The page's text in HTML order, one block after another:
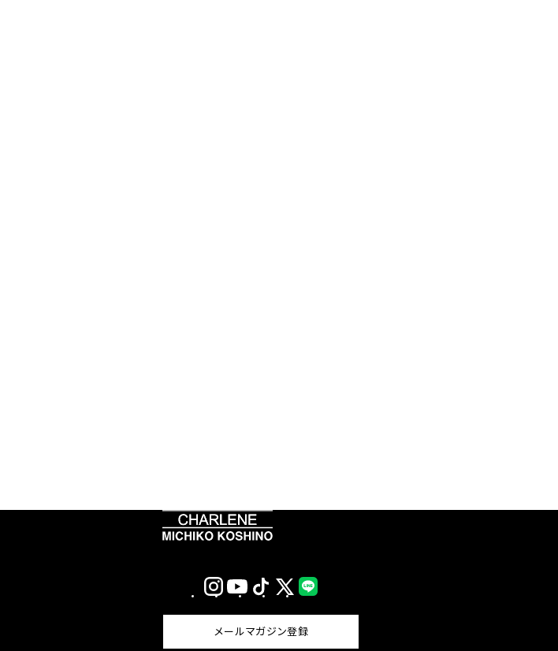
InstagramYouTubeTikTok X
(Twitter)
メールマガジン登録